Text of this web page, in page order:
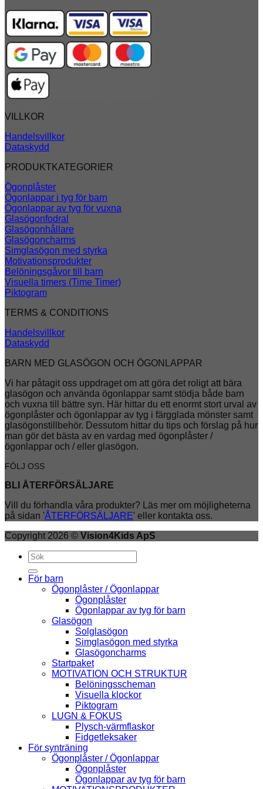
VILLKOR
Handelsvillkor
Dataskydd
PRODUKTKATEGORIER
Ögonplåster
Ögonlappar i tyg för barn
Ögonlappar av tyg för vuxna
Glasögonfodral
Glasögonhållare
Glasögoncharms
Simglasögon med styrka
Motivationsprodukter
Belöningsgåvor till barn
Visuella timers (Time Timer)
Piktogram
TERMS & CONDITIONS
Handelsvillkor
Dataskydd
BARN MED GLASÖGON OCH ÖGONLAPPAR
Vi har påtagit oss uppdraget om att göra det roligt att bära
glasögon och använda ögonlappar samt stödja både barn
och vuxna till bättre syn. Här hittar du ett enormt stort urval av
ögonplåster och ögonlappar av tyg i färgglada mönster samt
glasögonstillbehör. Dessutom hittar du tips och förslag på hur
man gör det bästa av en vardag med ögonplåster /
ögonlappar och / eller glasögon.
FÖLJ OSS
BLI ÅTERFÖRSÄLJARE
Vill du förhandla våra produkter? Läs mer om möjligheterna
på sidan 'ÅTERFÖRSÄLJARE' eller kontakta oss.
Copyright 2026 © Vision4Kids ApS
Sök
efter:
För barn
Ögonplåster / Ögonlappar
Ögonplåster
Ögonlappar av tyg för barn
Glasögon
Solglasögon
Simglasögon med styrka
Glasögoncharms
Startpaket
MOTIVATION OCH STRUKTUR
Belöningsscheman
Visuella klockor
Piktogram
LUGN & FOKUS
Plysch-värmflaskor
Fidgetleksaker
För synträning
Ögonplåster / Ögonlappar
Ögonplåster
Ögonlappar av tyg för barn